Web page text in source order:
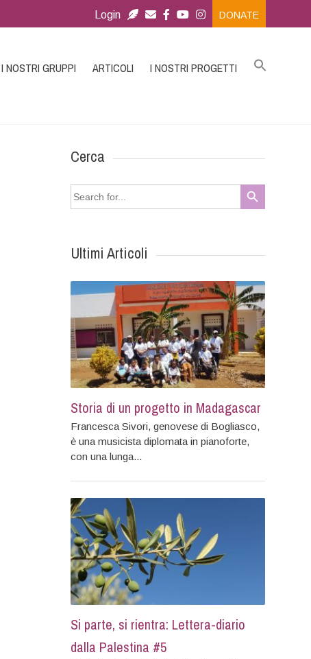
Login DONATE
I NOSTRI GRUPPI ARTICOLI I NOSTRI PROGETTI
Cerca
Search
for:
Search Button
Ultimi Articoli
Storia di un progetto in Madagascar
Francesca Sivori, genovese di Bogliasco,
è una musicista diplomata in pianoforte,
con una lunga...
Si parte, si rientra: Lettera-diario
dalla Palestina #5